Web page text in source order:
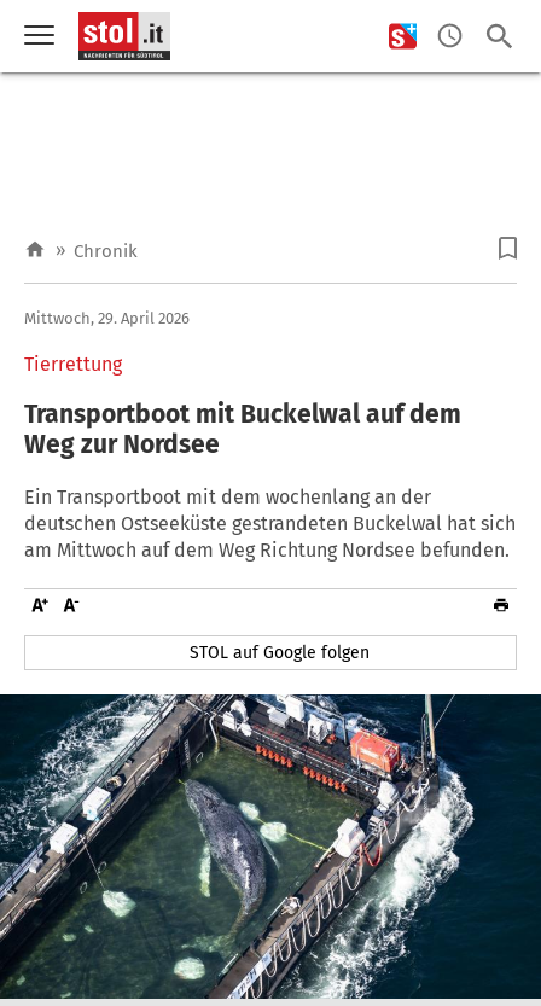
» Chronik
Tierrettung
Mittwoch, 29. April 2026
Transportboot mit Buckelwal auf dem
Weg zur Nordsee
Ein Transportboot mit dem wochenlang an der
deutschen Ostseeküste gestrandeten Buckelwal hat sich
am Mittwoch auf dem Weg Richtung Nordsee befunden.
STOL auf Google folgen